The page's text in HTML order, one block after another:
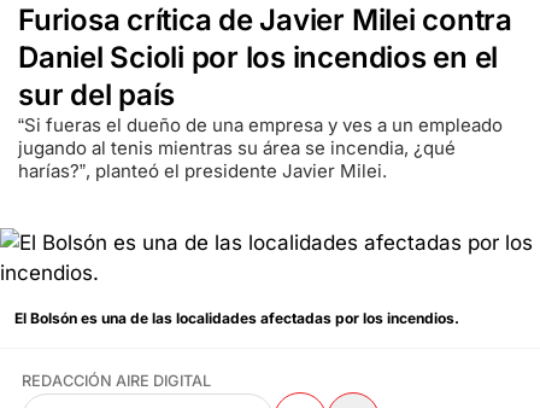
Furiosa crítica de Javier Milei contra
Daniel Scioli por los incendios en el
sur del país
“Si fueras el dueño de una empresa y ves a un empleado
jugando al tenis mientras su área se incendia, ¿qué
harías?”, planteó el presidente Javier Milei.
El Bolsón es una de las localidades afectadas por los incendios.
REDACCIÓN AIRE DIGITAL